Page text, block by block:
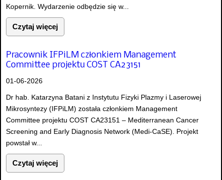
Kopernik. Wydarzenie odbędzie się w...
Czytaj więcej
Pracownik IFPiLM członkiem Management
Committee projektu COST CA23151
01-06-2026
Dr hab. Katarzyna Batani z Instytutu Fizyki Plazmy i Laserowej
Mikrosyntezy (IFPiLM) została członkiem Management
Committee projektu COST CA23151 – Mediterranean Cancer
Screening and Early Diagnosis Network (Medi-CaSE). Projekt
powstał w...
Czytaj więcej